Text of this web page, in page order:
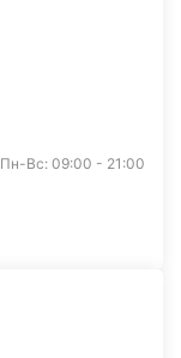
Пн-Вс: 09:00 - 21:00